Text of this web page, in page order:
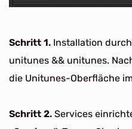
Schritt 1. Installation
unitunes && unitunes.
die Unitunes-Oberfläche
Schritt 2. Services